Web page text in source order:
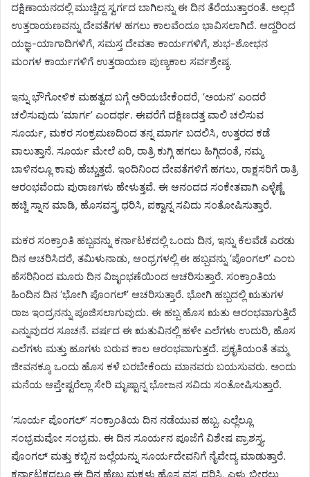
ದಕ್ಷಿಣಾಯನದಲ್ಲಿ ಮುಚ್ಚಿದ್ದ ಸ್ವರ್ಗದ ಬಾಗಿಲನ್ನು ಈ ದಿನ ತೆರೆಯುತ್ತಾರಂತೆ. ಅಲ್ಲದೆ
ಉತ್ತರಾಯಣವನ್ನು ದೇವತೆಗಳ ಹಗಲು ಕಾಲವೆಂದೂ ಭಾವಿಸಲಾಗಿದೆ. ಆದ್ದರಿಂದ
ಯಜ್ಞ-ಯಾಗಾದಿಗಳಿಗೆ, ಸಮಸ್ತ ದೇವತಾ ಕಾರ್ಯಗಳಿಗೆ, ಶುಭ-ಶೋಭನ
ಮಂಗಳ ಕಾರ್ಯಗಳಿಗೆ ಉತ್ತರಾಯಣ ಪುಣ್ಯಕಾಲ ಸರ್ವಶ್ರೇಷ್ಠ.
ಇನ್ನು ಭೌಗೋಳಿಕ ಮಹತ್ವದ ಬಗ್ಗೆ ಅರಿಯಬೇಕೆಂದರೆ, ‘ಅಯನ’ ಎಂದರೆ
ಚಲಿಸುವುದು ‘ಮಾರ್ಗ’ ಎಂದರ್ಥ. ಈವರೆಗೆ ದಕ್ಷಿಣದತ್ತ ವಾಲಿ ಚಲಿಸುವ
ಸೂರ್ಯ, ಮಕರ ಸಂಕ್ರಮಣದಿಂದ ತನ್ನ ಮಾರ್ಗ ಬದಲಿಸಿ, ಉತ್ತರದ ಕಡೆ
ವಾಲುತ್ತಾನೆ. ಸೂರ್ಯ ಮೇಲೆ ಏರಿ, ರಾತ್ರಿ ಕುಗ್ಗಿ ಹಗಲು ಹಿಗ್ಗಿದಂತೆ, ನಮ್ಮ
ಬಾಳಿನಲ್ಲೂ ಕಾವು ಹೆಚ್ಚುತ್ತದೆ. ಇಂದಿನಿಂದ ದೇವತೆಗಳಿಗೆ ಹಗಲು, ರಾಕ್ಷಸರಿಗೆ ರಾತ್ರಿ
ಆರಂಭವೆಂದು ಪುರಾಣಗಳು ಹೇಳುತ್ತವೆ. ಈ ಆನಂದದ ಸಂಕೇತವಾಗಿ ಎಳ್ಳೆಣ್ಣೆ
ಹಚ್ಚಿ ಸ್ನಾನ ಮಾಡಿ, ಹೊಸವಸ್ತ್ರ ಧರಿಸಿ, ಪಕ್ವಾನ್ನ ಸವಿದು ಸಂತೋಷಿಸುತ್ತಾರೆ.
ಮಕರ ಸಂಕ್ರಾಂತಿ ಹಬ್ಬವನ್ನು ಕರ್ನಾಟಕದಲ್ಲಿ ಒಂದು ದಿನ, ಇನ್ನು ಕೆಲವೆಡೆ ಎರಡು
ದಿನ ಆಚರಿಸಿದರೆ, ತಮಿಳುನಾಡು, ಆಂಧ್ರಗಳಲ್ಲಿ ಈ ಹಬ್ಬವನ್ನು ‘ಪೊಂಗಲ್’ ಎಂಬ
ಹೆಸರಿನಿಂದ ಮೂರು ದಿನ ವಿಜೃಂಭಣೆಯಿಂದ ಆಚರಿಸುತ್ತಾರೆ. ಸಂಕ್ರಾಂತಿಯ
ಹಿಂದಿನ ದಿನ ‘ಭೋಗಿ ಪೊಂಗಲ್’ ಆಚರಿಸುತ್ತಾರೆ. ಭೋಗಿ ಹಬ್ಬದಲ್ಲಿ ಋತುಗಳ
ರಾಜ ಇಂದ್ರನನ್ನು ಪೂಜಿಸಲಾಗುವುದು. ಈ ಹಬ್ಬ ಹೊಸ ಋತು ಆರಂಭವಾಗುತ್ತಿದೆ
ಎನ್ನುವುದರ ಸೂಚನೆ. ವರ್ಷದ ಈ ಋತುವಿನಲ್ಲಿ ಹಳೇ ಎಲೆಗಳು ಉದುರಿ, ಹೊಸ
ಎಲೆಗಳು ಮತ್ತು ಹೂಗಳು ಬರುವ ಕಾಲ ಆರಂಭವಾಗುತ್ತದೆ. ಪ್ರಕೃತಿಯಂತೆ ತಮ್ಮ
ಜೀವನಕ್ಕೂ ಒಂದು ಹೊಸ ಕಳೆ ಬರಬೇಕೆಂದು ಮಾನವರು ಬಯಸುವರು. ಅಂದು
ಮನೆಯ ಆಪ್ತೇಷ್ಟರೆಲ್ಲಾ ಸೇರಿ ಮೃಷ್ಟಾನ್ನ ಭೋಜನ ಸವಿದು ಸಂತೋಷಿಸುತ್ತಾರೆ.
‘ಸೂರ್ಯ ಪೊಂಗಲ್’ ಸಂಕ್ರಾಂತಿಯ ದಿನ ನಡೆಯುವ ಹಬ್ಬ. ಎಲ್ಲೆಲ್ಲೂ
ಸಂಭ್ರಮವೋ ಸಂಭ್ರಮ. ಈ ದಿನ ಸೂರ್ಯನ ಪೂಜೆಗೆ ವಿಶೇಷ ಪ್ರಾಶಸ್ತ್ಯ.
ಪೊಂಗಲ್ ಮತ್ತು ಕಬ್ಬಿನ ಜಲ್ಲೆಯನ್ನು ಸೂರ್ಯದೇವನಿಗೆ ನೈವೇದ್ಯ ಮಾಡುತ್ತಾರೆ.
ಕರ್ನಾಟಕದಲ್ಲೂ ಈ ದಿನ ಹೆಣ್ಣು ಮಕ್ಕಳು ಹೊಸ ವಸ್ತ್ರ ಧರಿಸಿ, ಎಳ್ಳು ಬೀರಲು